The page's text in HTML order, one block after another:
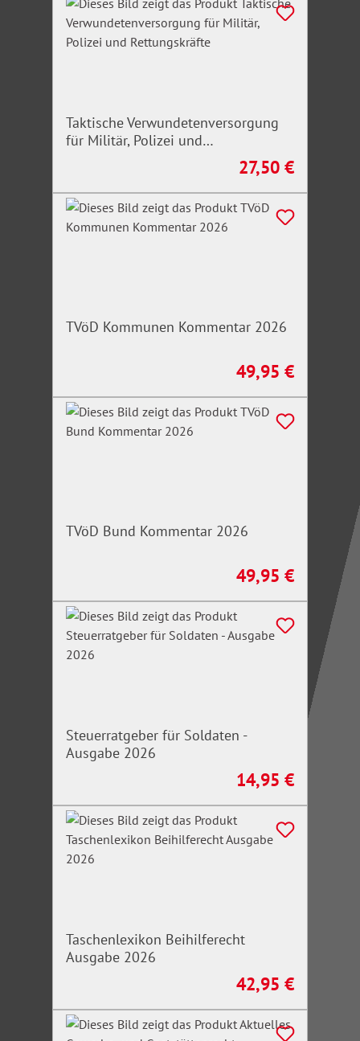
Taktische Verwundetenversorgung
für Militär, Polizei und
Regulärer Preis:
27,50 €
TVöD Kommunen Kommentar 2026
Regulärer Preis:
49,95 €
TVöD Bund Kommentar 2026
Regulärer Preis:
49,95 €
Steuerratgeber für Soldaten -
Ausgabe 2026
Regulärer Preis:
14,95 €
Taschenlexikon Beihilferecht
Ausgabe 2026
Regulärer Preis:
42,95 €